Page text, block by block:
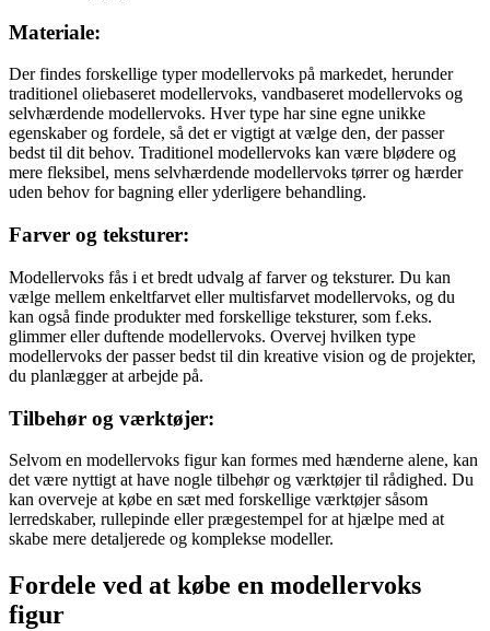
Materiale:
Der findes forskellige typer modellervoks på markedet, herunder
traditionel oliebaseret modellervoks, vandbaseret modellervoks og
selvhærdende modellervoks. Hver type har sine egne unikke
egenskaber og fordele, så det er vigtigt at vælge den, der passer
bedst til dit behov. Traditionel modellervoks kan være blødere og
mere fleksibel, mens selvhærdende modellervoks tørrer og hærder
uden behov for bagning eller yderligere behandling.
Farver og teksturer:
Modellervoks fås i et bredt udvalg af farver og teksturer. Du kan
vælge mellem enkeltfarvet eller multisfarvet modellervoks, og du
kan også finde produkter med forskellige teksturer, som f.eks.
glimmer eller duftende modellervoks. Overvej hvilken type
modellervoks der passer bedst til din kreative vision og de projekter,
du planlægger at arbejde på.
Tilbehør og værktøjer:
Selvom en modellervoks figur kan formes med hænderne alene, kan
det være nyttigt at have nogle tilbehør og værktøjer til rådighed. Du
kan overveje at købe en sæt med forskellige værktøjer såsom
lerredskaber, rullepinde eller prægestempel for at hjælpe med at
skabe mere detaljerede og komplekse modeller.
Fordele ved at købe en modellervoks
figur